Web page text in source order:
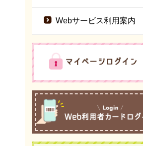
Webサービス利用案内